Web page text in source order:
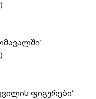
ფიგურები“